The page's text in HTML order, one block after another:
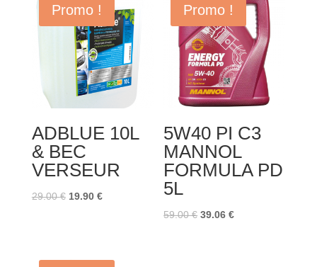
Promo !
ADBLUE 10L
& BEC
VERSEUR
29.00€ Le
29.00 €.
19.90 €Le
19.90 €.
Promo !
5W40 PI C3
MANNOL
FORMULA PD
5L
59.00€ Le
39.06€Le